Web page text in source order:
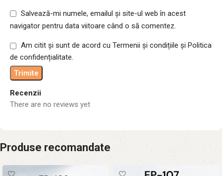
Recenzii
There are no reviews yet
Salvează-mi numele, emailul și site-ul web în acest
navigator pentru data viitoare când o să comentez.
Am citit și sunt de acord cu Termenii și condițiile și Politica
de confidențialitate.
Produse recomandate